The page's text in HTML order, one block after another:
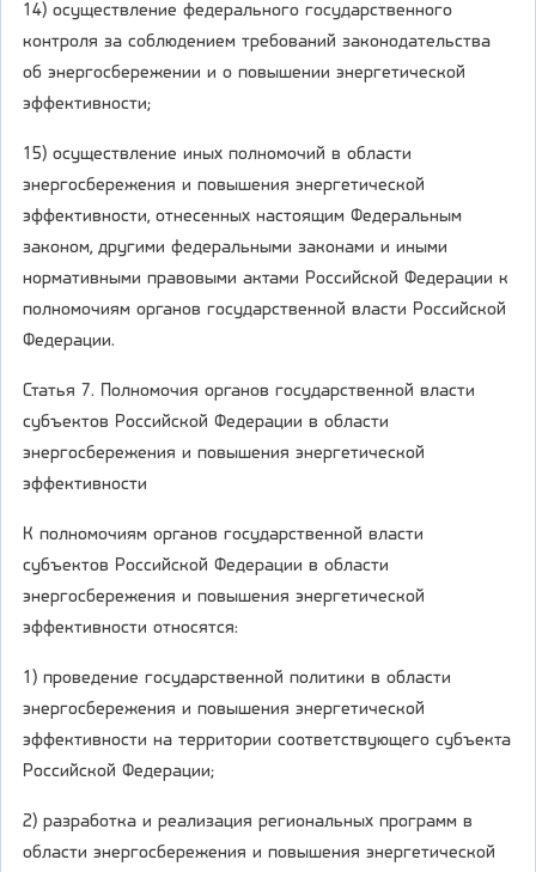
14) осуществление федерального государственного
контроля за соблюдением требований законодательства
об энергосбережении и о повышении энергетической
эффективности;
15) осуществление иных полномочий в области
энергосбережения и повышения энергетической
эффективности, отнесенных настоящим Федеральным
законом, другими федеральными законами и иными
нормативными правовыми актами Российской Федерации к
полномочиям органов государственной власти Российской
Федерации.
Статья 7. Полномочия органов государственной власти
субъектов Российской Федерации в области
энергосбережения и повышения энергетической
эффективности
К полномочиям органов государственной власти
субъектов Российской Федерации в области
энергосбережения и повышения энергетической
эффективности относятся:
1) проведение государственной политики в области
энергосбережения и повышения энергетической
эффективности на территории соответствующего субъекта
Российской Федерации;
2) разработка и реализация региональных программ в
области энергосбережения и повышения энергетической